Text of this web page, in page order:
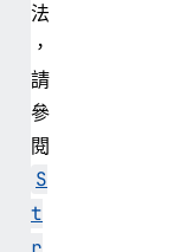
法
，
請
參
閱
S
t